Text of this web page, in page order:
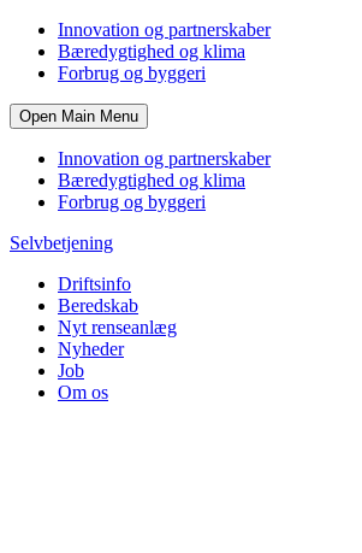
Innovation og partnerskaber
Bæredygtighed og klima
Forbrug og byggeri
Open Main Menu
Innovation og partnerskaber
Bæredygtighed og klima
Forbrug og byggeri
Selvbetjening
Driftsinfo
Beredskab
Nyt renseanlæg
Nyheder
Job
Om os